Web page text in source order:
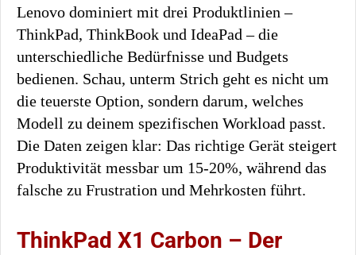
Lenovo dominiert mit drei Produktlinien –
ThinkPad, ThinkBook und IdeaPad – die
unterschiedliche Bedürfnisse und Budgets
bedienen. Schau, unterm Strich geht es nicht um
die teuerste Option, sondern darum, welches
Modell zu deinem spezifischen Workload passt.
Die Daten zeigen klar: Das richtige Gerät steigert
Produktivität messbar um 15-20%, während das
falsche zu Frustration und Mehrkosten führt.
ThinkPad X1 Carbon – Der